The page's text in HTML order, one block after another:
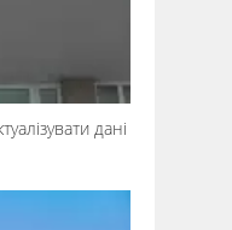
дані